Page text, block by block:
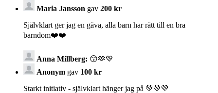
Maria Jansson gav 200 kr
Självklart ger jag en gåva, alla barn har rätt till en bra
barndom❤️❤️
Anna Millberg: 😙🫶💚
Anonym gav 100 kr
Starkt initiativ - självklart hänger jag på 💚💚💚